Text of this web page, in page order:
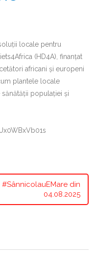
locale pentru
(HD4A), finanțat
africani și europeni
plantele locale
populației și
#SânnicolauEMare din
04.08.2025